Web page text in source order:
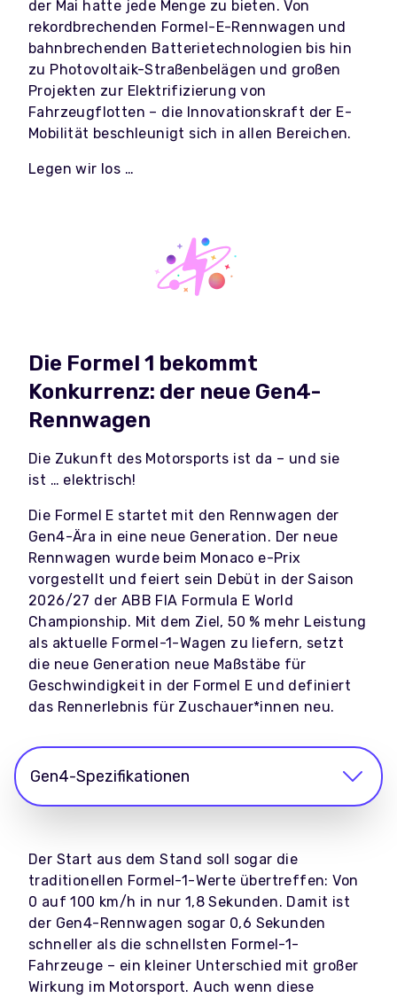
der Mai hatte jede Menge zu bieten. Von
rekordbrechenden Formel-E-Rennwagen und
bahnbrechenden Batterietechnologien bis hin
zu Photovoltaik-Straßenbelägen und großen
Projekten zur Elektrifizierung von
Fahrzeugflotten – die Innovationskraft der E-
Mobilität beschleunigt sich in allen Bereichen.
Legen wir los …
Die Formel 1 bekommt
Konkurrenz: der neue Gen4-
Rennwagen
Die Zukunft des Motorsports ist da – und sie
ist … elektrisch!
Die Formel E startet mit den Rennwagen der
Gen4-Ära in eine neue Generation. Der neue
Rennwagen wurde beim Monaco e-Prix
vorgestellt und feiert sein Debüt in der Saison
2026/27 der ABB FIA Formula E World
Championship. Mit dem Ziel, 50 % mehr Leistung
als aktuelle Formel-1-Wagen zu liefern, setzt
die neue Generation neue Maßstäbe für
Geschwindigkeit in der Formel E und definiert
das Rennerlebnis für Zuschauer*innen neu.
Gen4-Spezifikationen
Der Start aus dem Stand soll sogar die
traditionellen Formel-1-Werte übertreffen: Von
0 auf 100 km/h in nur 1,8 Sekunden. Damit ist
der Gen4-Rennwagen sogar 0,6 Sekunden
schneller als die schnellsten Formel-1-
Fahrzeuge – ein kleiner Unterschied mit großer
Wirkung im Motorsport. Auch wenn diese